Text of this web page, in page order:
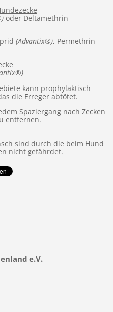
oder Deltamethrin
(Advantix®), Permethrin
kann prophylaktisch
die Erreger abtötet.
Spaziergang nach Zecken
entfernen.
sind durch die beim Hund
nicht gefährdet.
e.V.